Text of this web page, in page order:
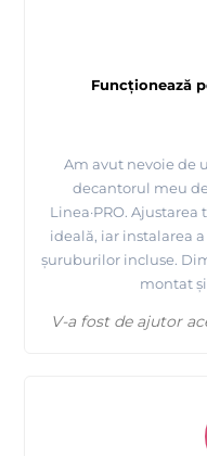
Funcționează
Am avut nevoie de
decantorul meu
Linea·PRO.
ideală, iar instalarea
șuruburilor incluse.
montat
V-a fost de ajutor